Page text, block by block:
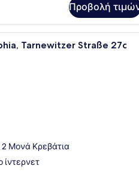
Προβολή
Ένα μοντέρνο σαλόνι με
Tarnewitzer Straße 27c
2 Μονά Κρεβάτια